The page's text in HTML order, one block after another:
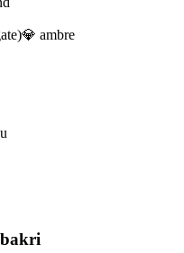
💎 ambre